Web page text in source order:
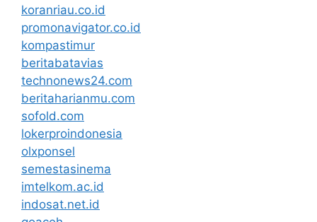
koranriau.co.id
promonavigator.co.id
kompastimur
beritabatavias
technonews24.com
beritaharianmu.com
sofold.com
lokerproindonesia
olxponsel
semestasinema
imtelkom.ac.id
indosat.net.id